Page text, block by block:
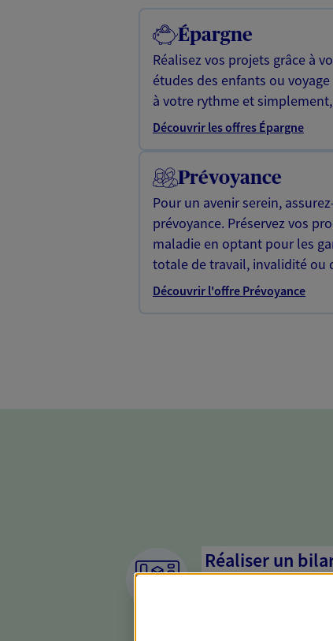
Épargne
Réalisez vos projets grâce à
études des enfants ou
à votre rythme et
Découvrir les offres Épargne
Prévoyance
Pour un avenir serein,
prévoyance. Préservez vos
maladie en optant pour les
totale de travail, invalidité ou
Découvrir l'offre Prévoyance
Réaliser un